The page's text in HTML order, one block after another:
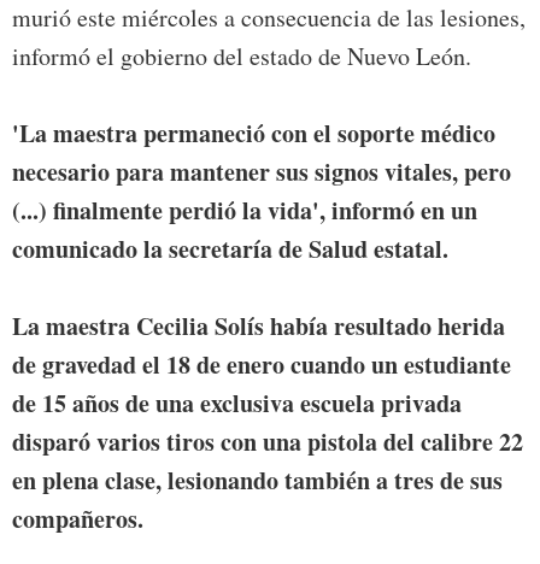
murió este miércoles a consecuencia de las lesiones,
informó el gobierno del estado de Nuevo León.
'La maestra permaneció con el soporte médico
necesario para mantener sus signos vitales, pero
(...) finalmente perdió la vida', informó en un
comunicado la secretaría de Salud estatal.
La maestra Cecilia Solís había resultado herida
de gravedad el 18 de enero cuando un estudiante
de 15 años de una exclusiva escuela privada
disparó varios tiros con una pistola del calibre 22
en plena clase, lesionando también a tres de sus
compañeros.